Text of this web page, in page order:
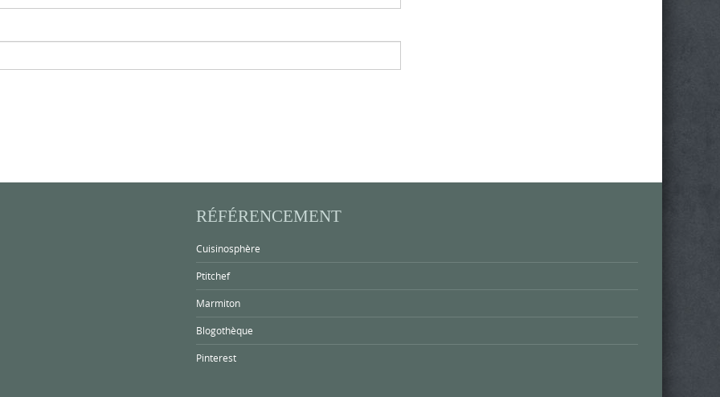
RÉFÉRENCEMENT
Cuisinosphère
Ptitchef
Marmiton
Blogothèque
Pinterest